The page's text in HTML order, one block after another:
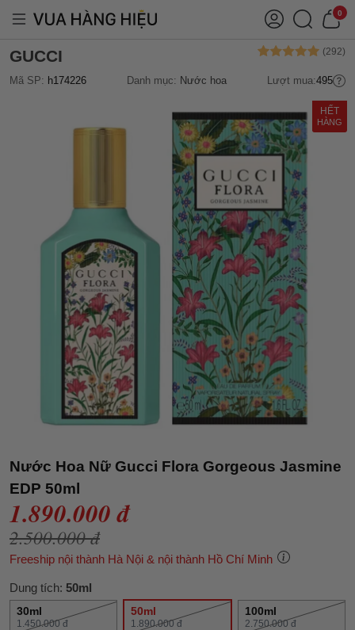
0
GUCCI
Mã SP: h174226 Danh mục: Nước hoa Lượt mua:495
HẾT
HÀNG
Nước Hoa Nữ Gucci Flora Gorgeous Jasmine
EDP 50ml
1.890.000 đ
2.500.000 đ
Freeship nội thành Hà Nội & nội thành Hồ Chí Minh
Dung tích: 50ml
30ml
1.450.000 đ
50ml
1.890.000 đ
100ml
2.750.000 đ